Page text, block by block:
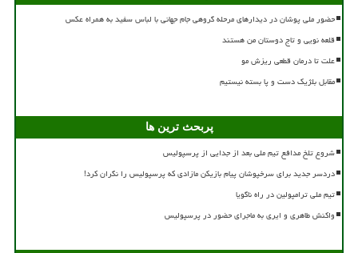
حضور ملی پوشان در دیدارهای مرحله گروهی جام جهانی با لباس سفید به همراه عکس
قلعه نویی و تاج دوستان من هستند
علت تا درمان قطعی ریزش مو
مقابل بلژیک دست و پا بسته نیستیم
پربحث ترین ها
شروع تلخ مدافع تیم ملی بعد از جدایی از پرسپولیس
دردسر جدید برای سرخپوشان پیام بازیکن مازادی که پرسپولیس را نگران کرد!
تیم ملی ترامپولین در راه ناگویا
واکنش طاهری و ایری به ماجرای حضور در پرسپولیس